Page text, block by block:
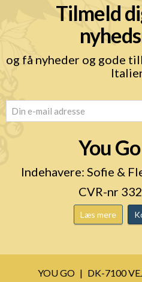
Tilmeld
og få nyheder og gode
You
Indehavere: Sofie &
CVR-nr
Læs mere
YOU GO DK-7100